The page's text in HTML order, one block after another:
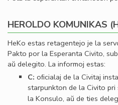
HEROLDO KOMUNIKAS
HeKo estas retagentejo je la
Pakto por la Esperanta Civito,
aŭ delegito. La informoj estas:
C: oﬁcialaj de la Civitaj
starpunkton de la Civito
la Konsulo, aŭ de ties